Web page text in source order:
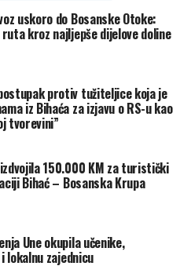
operativnih zahvata.
su, uprkos svakodnevnoj
i uz svoj grad, zbog čega su
nazvani „herojima u bijelom“.
rata, ljekarima Kantonalne
Bihać, među kojima je bio i dr.
26. februar, kao priznanje za
iskazanu u najtežim
sugrađani će ga pamtiti
je obavljao svoj posao.
saradnici, malo je govorio, a
svoj Bihać.
uskoro do Bosanske Otoke:
ruta kroz najljepše dijelove doline
protiv tužiteljice koja je
iz Bihaća za izjavu o RS-u kao
tvorevini”
izdvojila 150.000 KM za turistički
Bihać – Bosanska Krupa
Une okupila učenike,
zajednicu